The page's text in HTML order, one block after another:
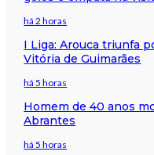
há 2 horas
I Liga: Arouca triunfa
Vitória de Guimarães
há 5 horas
Homem de 40 anos
Abrantes
há 5 horas